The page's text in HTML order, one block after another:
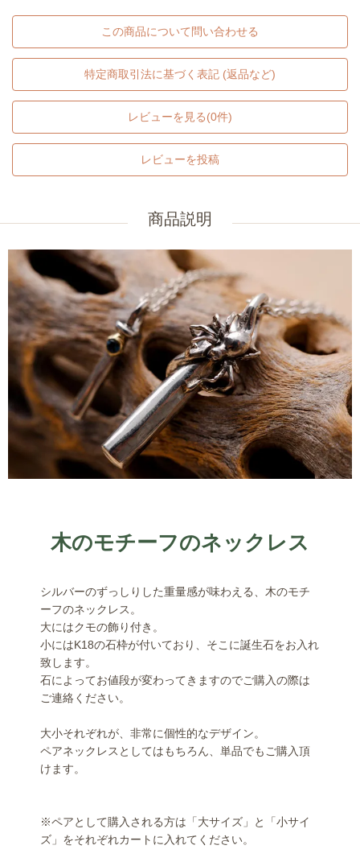
この商品について問い合わせる
特定商取引法に基づく表記 (返品など)
レビューを見る(0件)
レビューを投稿
商品説明
木のモチーフのネックレス
シルバーのずっしりした重量感が味わえる、木のモチ
ーフのネックレス。
大にはクモの飾り付き。
小にはK18の石枠が付いており、そこに誕生石をお入れ
致します。
石によってお値段が変わってきますのでご購入の際は
ご連絡ください。
大小それぞれが、非常に個性的なデザイン。
ペアネックレスとしてはもちろん、単品でもご購入頂
けます。
※ペアとして購入される方は「大サイズ」と「小サイ
ズ」をそれぞれカートに入れてください。